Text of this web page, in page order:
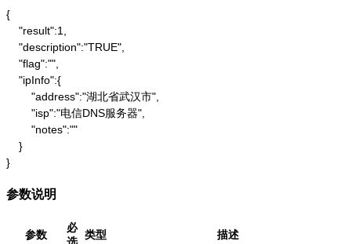
{
    "result":1,
    "description":"TRUE",
    "flag":"",
    "ipInfo":{
        "address":"湖北省武汉市",
        "isp":"电信DNS服务器",
        "notes":""
    }
}
参数说明
参数
必
类型 描述